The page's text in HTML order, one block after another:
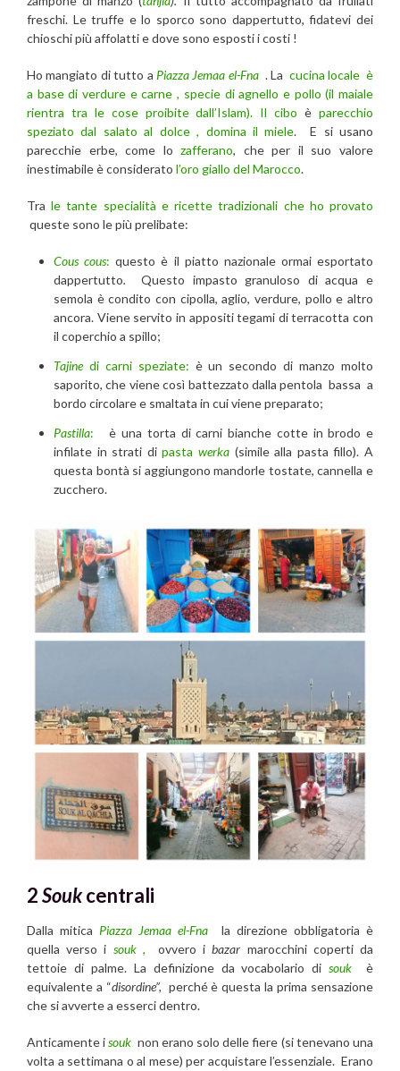
freschi. Le truffe e lo sporco sono dappertutto, fidatevi dei
chioschi più affolatti e dove sono esposti i costi !
Ho mangiato di tutto a Piazza Jemaa el-Fna . La cucina locale è
a base di verdure e carne , specie di agnello e pollo (il maiale
rientra tra le cose proibite dall’Islam). Il cibo èparecchio
speziato dal salato al dolce , domina il miele. E si usano
parecchie erbe, come lozafferano, che per il suo valore
inestimabile è considerato l’oro giallo del Marocco.
Trale tante specialità e ricette tradizionali che ho provato
queste sono le più prelibate:
Cous cous: questo è il piatto nazionale ormai esportato
dappertutto.Questo impasto granuloso di acqua e
semola è condito con cipolla, aglio, verdure, pollo e altro
ancora. Viene servito in appositi tegami di terracotta con
il coperchio a spillo;
Tajinedi carni speziate: è un secondo di manzo molto
saporito, che viene così battezzato dalla pentola bassa a
bordo circolare e smaltata in cui viene preparato;
Pastilla:è una torta di carni bianche cotte in brodo e
infilate in strati dipastawerka (simile alla pasta fillo). A
questa bontà si aggiungono mandorle tostate, cannella e
zucchero.
2Soukcentrali
Dalla miticaPiazza Jemaa el-Fna
la direzione obbligatoria è
quella verso i souk, ovvero ibazar marocchini coperti da
tettoie di palme. La definizione da vocabolario disouk
è
equivalente a “disordine”, perché è questa la prima sensazione
che si avverte a esserci dentro.
Anticamente isouk non erano solo delle fiere (si tenevano una
volta a settimana o al mese) per acquistare l’essenziale. Erano